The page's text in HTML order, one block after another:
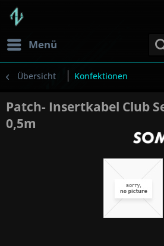
Menü
Übersicht Konfektionen
Patch- Insertkabel Club
0,5m